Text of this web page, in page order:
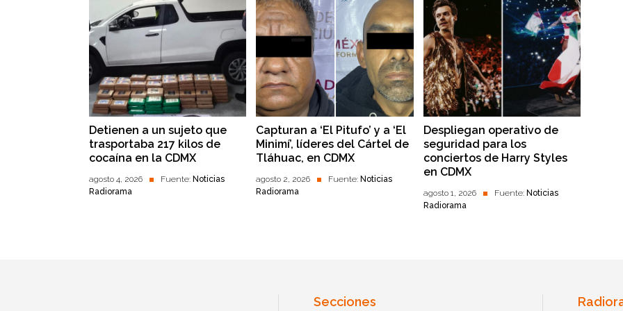
Detienen a un sujeto que
trasportaba 217 kilos de
cocaína en la CDMX
agosto 4, 2026 Fuente: Noticias
Radiorama
Capturan a ‘El Pitufo’ y a ‘El
Minimí’, líderes del Cártel de
Tláhuac, en CDMX
agosto 2, 2026 Fuente:Noticias
Radiorama
Despliegan operativo de
seguridad para los
conciertos de Harry Styles
en CDMX
agosto 1, 2026 Fuente: Noticias
Radiorama
Secciones